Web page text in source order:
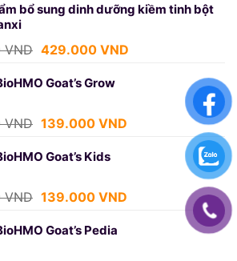
là:
tại
bổ sung dinh dưỡng kiềm tinh bột
VND Giá
là:
429.000 VNDGiá
429.000 VND.
Goat’s Grow
VND Giá
là:
139.000 VNDGiá
139.000 VND.
Goat’s Kids
VND Giá
là:
139.000 VNDGiá
Goat’s Pedia